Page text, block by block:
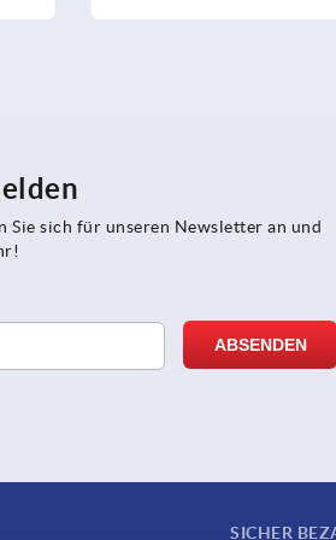
Sie sich für unseren Newsletter an und
SICHER